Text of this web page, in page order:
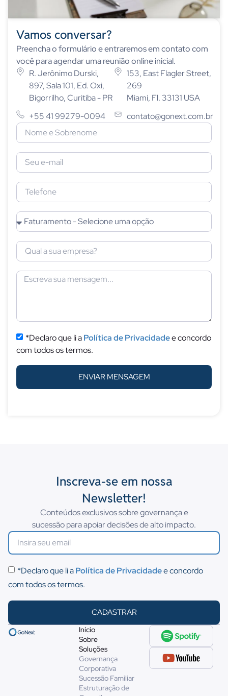
Vamos conversar?
Preencha o formulário e entraremos em contato com
você para agendar uma reunião online inicial.
R. Jerônimo Durski,
897, Sala 101, Ed. Oxi,
Bigorrilho, Curitiba - PR
+55 41 99279-0094
153, East Flagler Street,
269
Miami, Fl. 33131 USA
contato@gonext.com.br
*Declaro que li aPolítica de Privacidadee concordo
com todos os termos.
ENVIAR MENSAGEM
Inscreva-se em nossa
Newsletter!
Conteúdos exclusivos sobre governança e
sucessão para apoiar decisões de alto impacto.
*Declaro que li aPolítica de Privacidadee concordo
com todos os termos.
CADASTRAR
Início
Sobre
Soluções
Governança
Corporativa
Sucessão Familiar
Estruturação de